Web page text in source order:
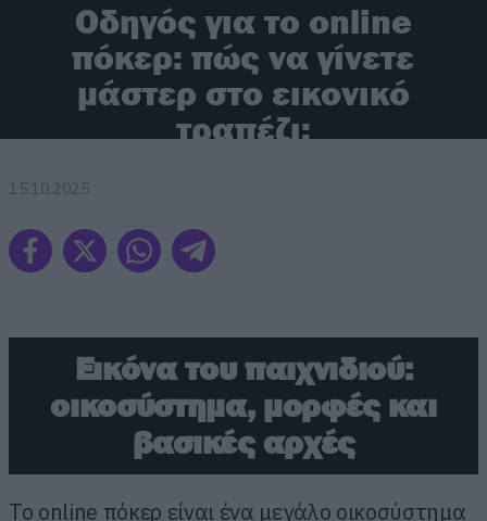
Οδηγός για το online
πόκερ: πώς να γίνετε
μάστερ στο εικονικό
τραπέζι;
15.10.2025
Εικόνα του παιχνιδιού:
οικοσύστημα, μορφές και
βασικές αρχές
Το online πόκερ είναι ένα μεγάλο οικοσύστημα